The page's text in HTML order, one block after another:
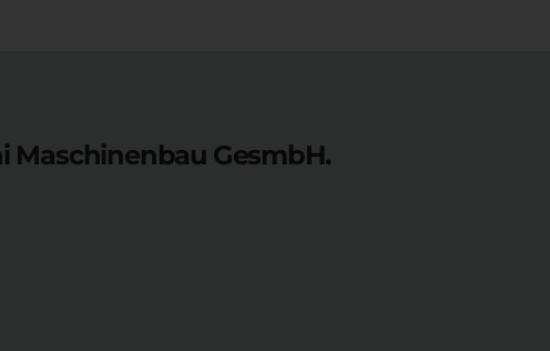
Maschinenbau GesmbH.